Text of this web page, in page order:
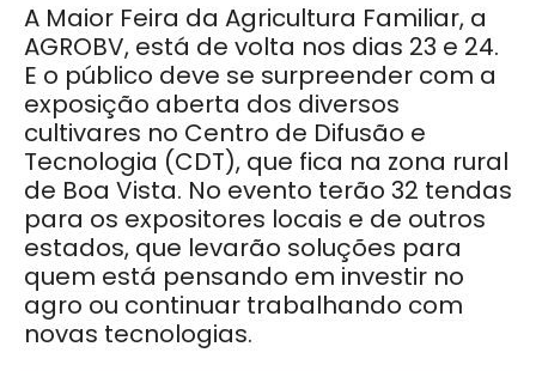
A Maior Feira da Agricultura Familiar, a
AGROBV, está de volta nos dias 23 e 24.
E o público deve se surpreender com a
exposição aberta dos diversos
cultivares no Centro de Difusão e
Tecnologia (CDT), que fica na zona rural
de Boa Vista. No evento terão 32 tendas
para os expositores locais e de outros
estados, que levarão soluções para
quem está pensando em investir no
agro ou continuar trabalhando com
novas tecnologias.